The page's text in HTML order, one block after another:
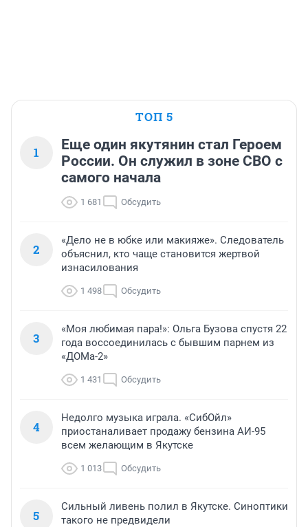
ТОП 5
1
Еще один якутянин стал Героем
России. Он служил в зоне СВО с
самого начала
1 681 Обсудить
2
«Дело не в юбке или макияже». Следователь
объяснил, кто чаще становится жертвой
изнасилования
1 498 Обсудить
3
«Моя любимая пара!»: Ольга Бузова спустя 22
года воссоединилась с бывшим парнем из
«ДОМа-2»
1 431 Обсудить
4
Недолго музыка играла. «СибОйл»
приостаналивает продажу бензина АИ-95
всем желающим в Якутске
1 013 Обсудить
5
Сильный ливень полил в Якутске. Синоптики
такого не предвидели